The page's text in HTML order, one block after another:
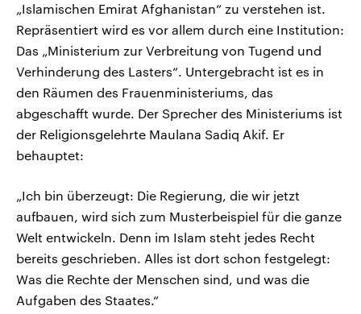
„Islamischen Emirat Afghanistan“ zu verstehen ist.
Repräsentiert wird es vor allem durch eine Institution:
Das „Ministerium zur Verbreitung von Tugend und
Verhinderung des Lasters“. Untergebracht ist es in
den Räumen des Frauenministeriums, das
abgeschafft wurde. Der Sprecher des Ministeriums ist
der Religionsgelehrte Maulana Sadiq Akif. Er
behauptet:
„Ich bin überzeugt: Die Regierung, die wir jetzt
aufbauen, wird sich zum Musterbeispiel für die ganze
Welt entwickeln. Denn im Islam steht jedes Recht
bereits geschrieben. Alles ist dort schon festgelegt:
Was die Rechte der Menschen sind, und was die
Aufgaben des Staates.“